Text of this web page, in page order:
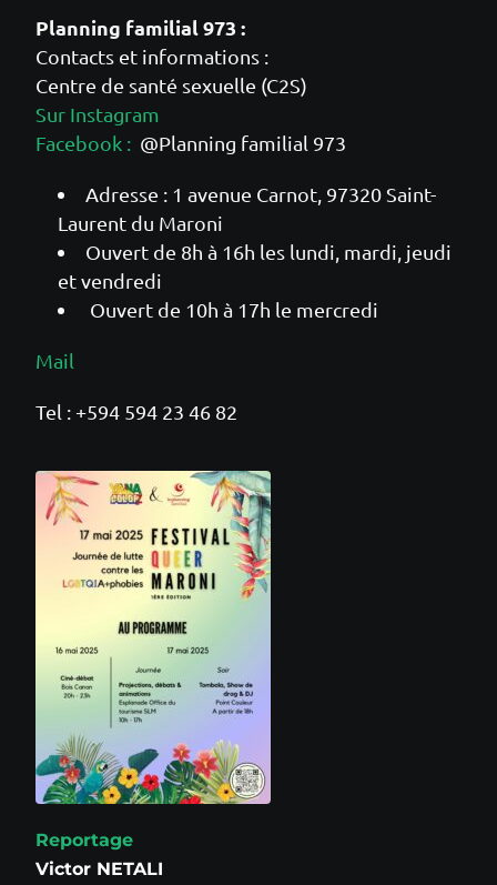
Planning familial 973 :
Contacts et informations :
Centre de santé sexuelle (C2S)
Sur Instagram
Facebook : @Planning familial 973
Adresse : 1 avenue Carnot, 97320 Saint-
Laurent du Maroni
Ouvert de 8h à 16h les lundi, mardi, jeudi
et vendredi
Ouvert de 10h à 17h le mercredi
Mail
Tel : +594 594 23 46 82
Reportage
Victor NETALI